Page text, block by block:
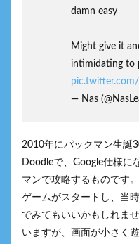
damn easy
Might give it
intimidating to
— Nas
2010年にパックマン生誕
Doodleで、Google仕様に
マンで攻略するものです
ゲームがスタートし、当
でみてもいいかもしれま
いますが、画面が小さく